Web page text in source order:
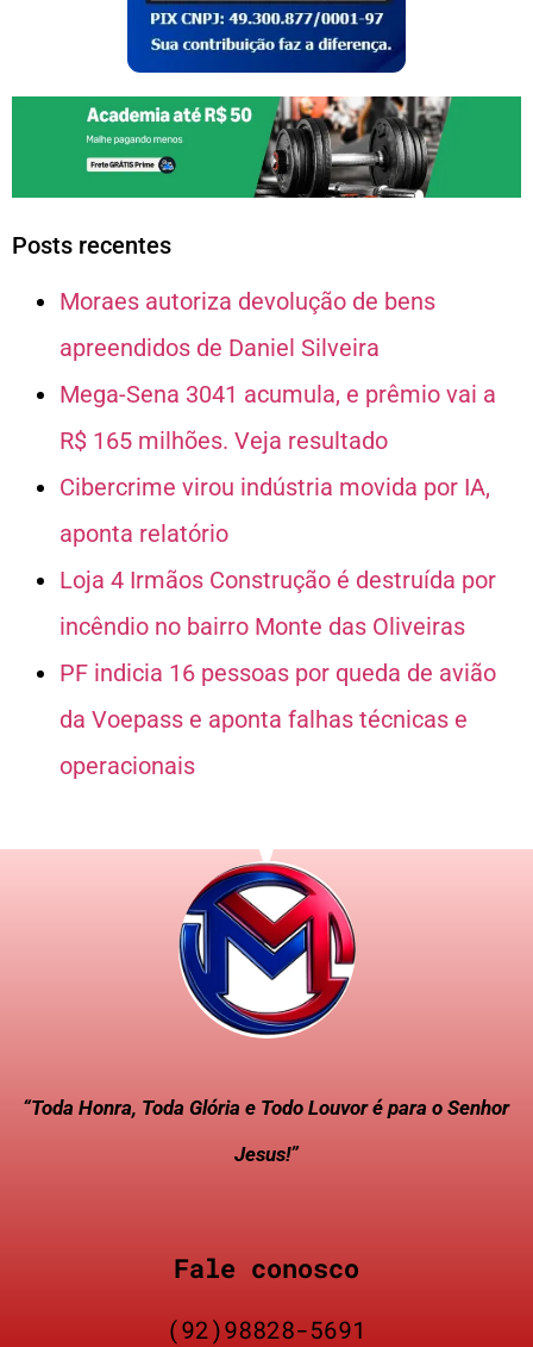
Posts recentes
Moraes autoriza devolução de bens
apreendidos de Daniel Silveira
Mega-Sena 3041 acumula, e prêmio vai a
R$ 165 milhões. Veja resultado
Cibercrime virou indústria movida por IA,
aponta relatório
Loja 4 Irmãos Construção é destruída por
incêndio no bairro Monte das Oliveiras
PF indicia 16 pessoas por queda de avião
da Voepass e aponta falhas técnicas e
operacionais
“Toda Honra, Toda Glória e Todo Louvor é para o Senhor
Jesus!”
Fale conosco
(92)98828-5691